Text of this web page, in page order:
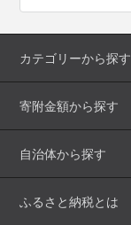
カテゴリーから探す
寄附金額から探す
自治体から探す
ふるさと納税とは